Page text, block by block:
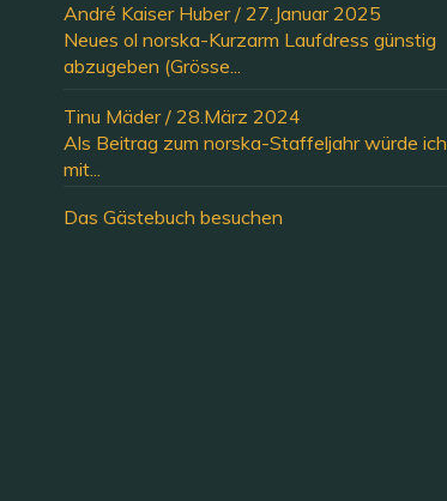
André Kaiser Huber/ 27.Januar 2025
Neues ol norska-Kurzarm Laufdress günstig
abzugeben (Grösse...
Tinu Mäder/ 28.März 2024
Als Beitrag zum norska-Staffeljahr würde ich
mit...
Das Gästebuch besuchen